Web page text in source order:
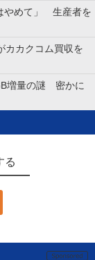
やめて」 生産者を
カクコム買収を
増量の謎 密かに
る